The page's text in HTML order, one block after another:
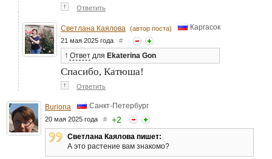
↑ Ответить
Светлана Каялова (автор поста) Каргасок
21 мая 2025 года #
↑ Ответ для Ekaterina Gon
Спасибо, Катюша!
↑ Ответить
Buriona Санкт-Петербург
20 мая 2025 года # +2
Светлана Каялова пишет:
А это растение вам знакомо?